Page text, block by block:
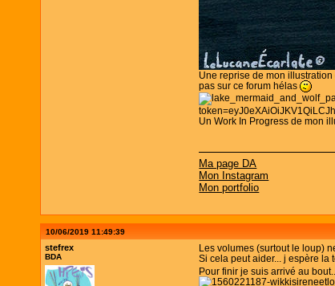
Une reprise de mon
pas sur ce forum hélas
Un Work In Progress de mon
Ma page DA
Mon Instagram
Mon portfolio
10/06/2019 11:49:39
stefrex
BDA
Les volumes (surtout le loup)
Si cela peut aider... j espère la
Pour finir je suis arrivé au bout...